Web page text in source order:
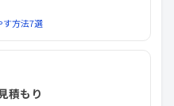
方法7選
積もり